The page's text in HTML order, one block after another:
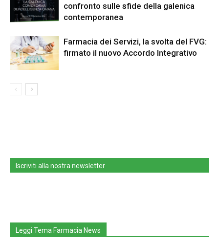
confronto sulle sfide della galenica
contemporanea
Farmacia dei Servizi, la svolta del FVG:
firmato il nuovo Accordo Integrativo
Iscriviti alla nostra newsletter
Leggi Tema Farmacia News